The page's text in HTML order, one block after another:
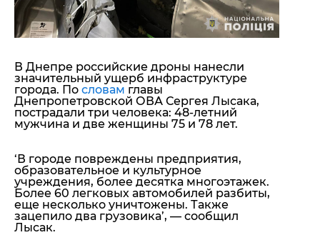
В Днепре российские дроны нанесли
значительный ущерб инфраструктуре
города. По словам главы
Днепропетровской ОВА Сергея Лысака,
пострадали три человека: 48-летний
мужчина и две женщины 75 и 78 лет.
‘В городе повреждены предприятия,
образовательное и культурное
учреждения, более десятка многоэтажек.
Более 60 легковых автомобилей разбиты,
еще несколько уничтожены. Также
зацепило два грузовика’, — сообщил
Лысак.